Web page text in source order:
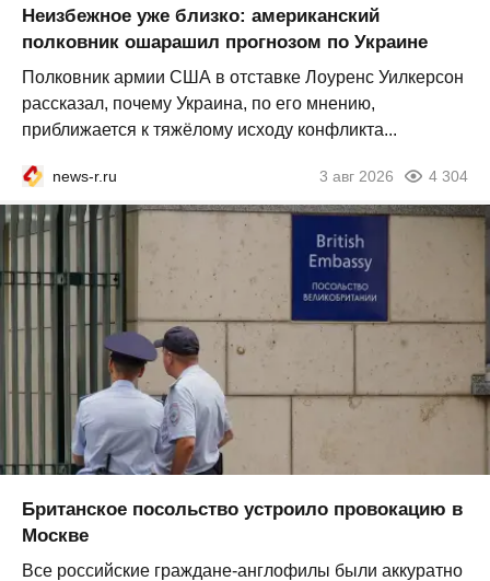
Неизбежное уже близко: американский
полковник ошарашил прогнозом по Украине
Полковник армии США в отставке Лоуренс Уилкерсон
рассказал, почему Украина, по его мнению,
приближается к тяжёлому исходу конфликта...
news-r.ru 3 авг 2026 4 304
Британское посольство устроило провокацию в
Москве
Все российские граждане-англофилы были аккуратно